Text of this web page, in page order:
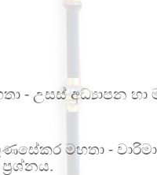
- උසස් අධ්‍යාපන හා
මහතා -